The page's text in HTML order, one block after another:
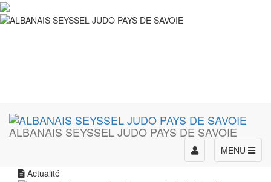
ALBANAIS SEYSSEL JUDO PAYS DE SAVOIE
MENU
Toggle
navigation
Actualité